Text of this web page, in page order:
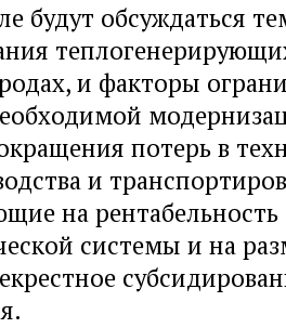
будут обсуждаться
и факторы
потерь в
и
на рентабельность
системы и на